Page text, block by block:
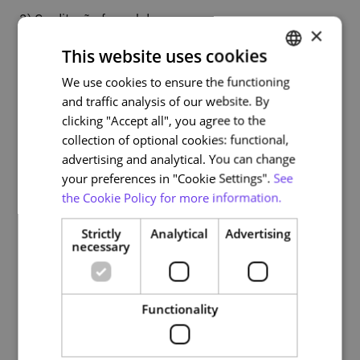
2) Creditação formal do curso
Os participantes que desejarem podem igualmente
creditação de 1,5 ECTS. Para o efeito, realizarão um
trabalho adicional, para além das e-atividades, e
deverão pagar um taxa no valor de 80 euros.
Course plan
Introdução
Módulo 1: Conceitos e Estratégias
Módulo 2: Eixos de atuação
Módulo 3: Implementação de projetos
PORTUGUESE
ENGLISH
×
This website uses cookies
We use cookies to ensure the functioning
and traffic analysis of our website. By
clicking "Accept all", you agree to the
collection of optional cookies: functional,
advertising and analytical. You can change
your preferences in "Cookie Settings". See
the Cookie Policy for more information.
Strictly
necessary
Analytical Advertising
Functionality